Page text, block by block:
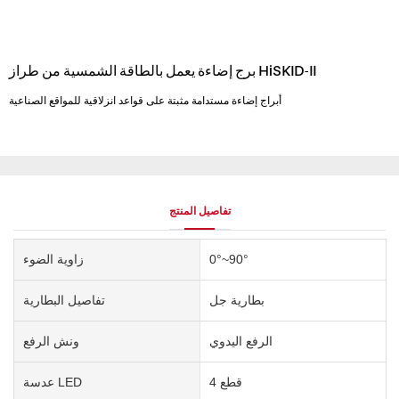
برج إضاءة يعمل بالطاقة الشمسية من طراز HiSKID-II
أبراج إضاءة مستدامة مثبتة على قواعد انزلاقية للمواقع الصناعية
تفاصيل المنتج
زاوية الضوء 0°~90°
تفاصيل البطارية بطارية جل
ونش الرفع الرفع اليدوي
عدسة LED 4 قطع